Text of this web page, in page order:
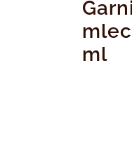
ml